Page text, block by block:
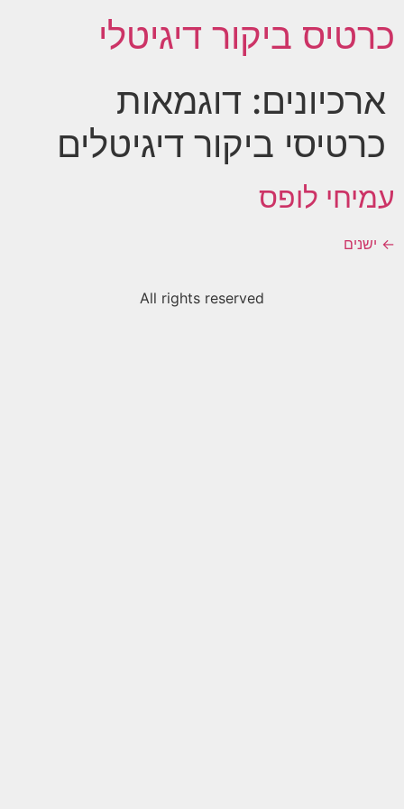
כרטיס ביקור דיגיטלי
ארכיונים: דוגמאות
כרטיסי ביקור דיגיטלים
עמיחי לופס
← ישנים
All rights reserved